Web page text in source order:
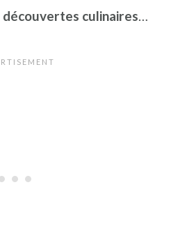
découvertes culinaires…